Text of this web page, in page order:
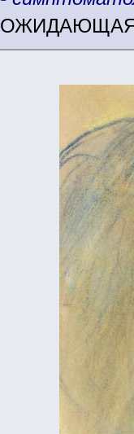
ОЖИДАЮЩАЯ